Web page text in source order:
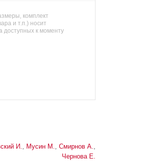
комплект
и т.п.) носит
доступных к моменту
И. Мусин М. Смирнов А.
Чернова Е.